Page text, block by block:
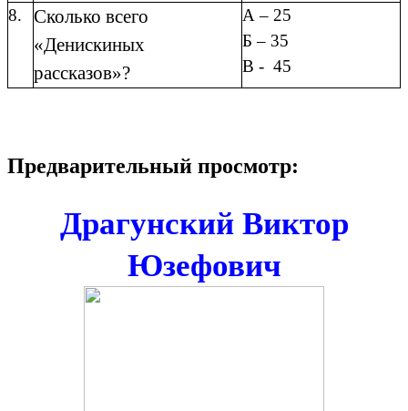
8.
Сколько всего
«Денискиных
рассказов»?
А – 25
Б – 35
В - 45
Предварительный просмотр:
Драгунский Виктор
Юзефович